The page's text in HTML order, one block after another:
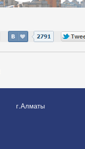
г.Алматы